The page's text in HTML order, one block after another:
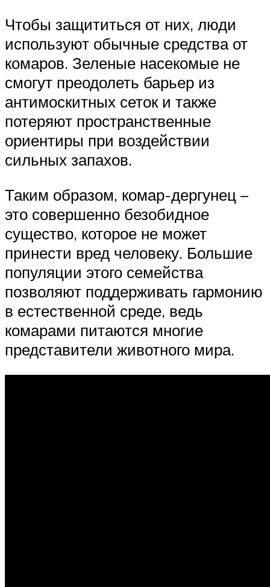
Чтобы защититься от них, люди
используют обычные средства от
комаров. Зеленые насекомые не
смогут преодолеть барьер из
антимоскитных сеток и также
потеряют пространственные
ориентиры при воздействии
сильных запахов.
Таким образом, комар-дергунец –
это совершенно безобидное
существо, которое не может
принести вред человеку. Большие
популяции этого семейства
позволяют поддерживать гармонию
в естественной среде, ведь
комарами питаются многие
представители животного мира.